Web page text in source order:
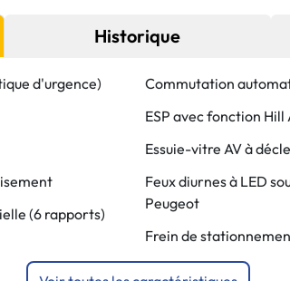
Historique
d'urgence)
(6 rapports)
Commutation
ESP avec fonction
Essuie-vitre AV à
Feux diurnes à LED
Peugeot
Frein de